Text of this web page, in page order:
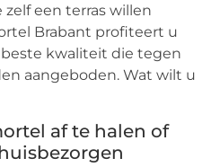
een terras willen
Brabant profiteert u
kwaliteit die tegen
aangeboden. Wat wilt u
af te halen of